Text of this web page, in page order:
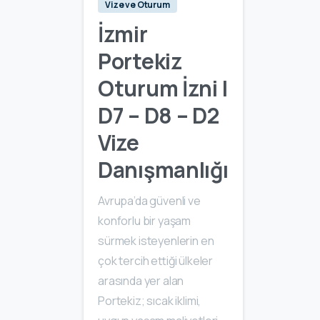
Vize ve Oturum
İzmir
Portekiz
Oturum İzni |
D7 – D8 – D2
Vize
Danışmanlığı
Avrupa’da güvenli ve
konforlu bir yaşam
sürmek isteyenlerin en
çok tercih ettiği ülkeler
arasında yer alan
Portekiz; sıcak iklimi,